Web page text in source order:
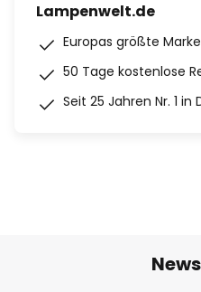
Lampenwelt.de
Europas größte
50 Tage kostenlose
Seit 25 Jahren Nr. 1